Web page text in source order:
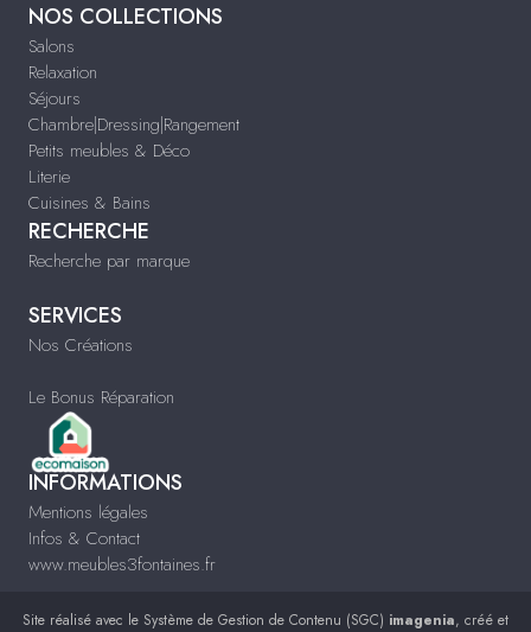
NOS COLLECTIONS
Salons
Relaxation
Séjours
Chambre|Dressing|Rangement
Petits meubles & Déco
Literie
Cuisines & Bains
RECHERCHE
Recherche par marque
SERVICES
Nos Créations
Le Bonus Réparation
INFORMATIONS
Mentions légales
Infos & Contact
www.meubles3fontaines.fr
Site réalisé avec le Système de Gestion de Contenu (SGC) imagenia, créé et